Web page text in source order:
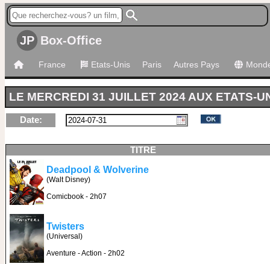
JP Box-Office
France Etats-Unis Paris Autres Pays
LE MERCREDI 31 JUILLET 2024 AUX ETATS-
Date:
TITRE
Deadpool & Wolverine
(Walt Disney)
Comicbook - 2h07
Twisters
(Universal)
Aventure - Action - 2h02